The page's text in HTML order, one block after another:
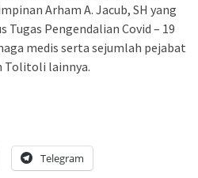
Arham A. Jacub, SH yang
Tugas Pengendalian Covid – 19
medis serta sejumlah pejabat
Tolitoli lainnya.
Telegram